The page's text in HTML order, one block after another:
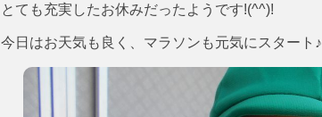
とても充実したお休みだったようです!(^^)!
今日はお天気も良く、マラソンも元気にスタート♪